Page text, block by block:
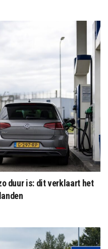
duur is: dit verklaart het